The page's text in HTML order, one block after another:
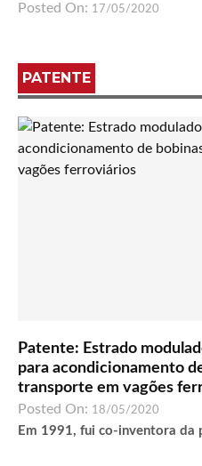
Posted On: 17/05/2020
PATENTE
Patente: Estrado
para acondicionamento
transporte em vagões
Posted On: 18/05/2020
Em 1991, fui co-inventora